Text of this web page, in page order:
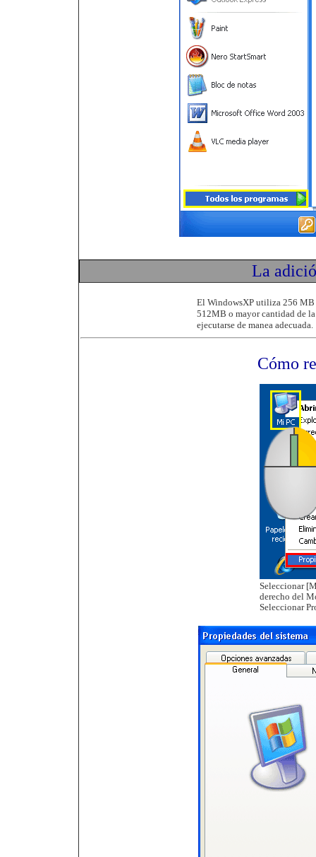
La
El WindowsXP utiliza 256 MB
512MB o mayor cantidad de la
ejecutarse de manea adecuada.
Cómo
Seleccionar
derecho del
Seleccionar